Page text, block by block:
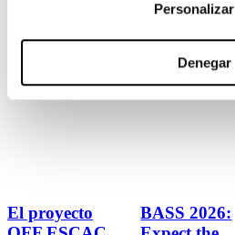
Personalizar
Denegar
El proyecto
BASS 2026: